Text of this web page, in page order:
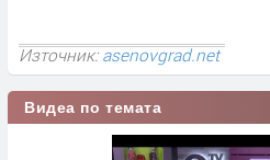
Източник:asenovgrad.net
Видеа по темата